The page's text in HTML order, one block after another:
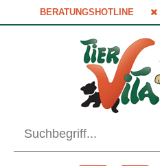
BERATUNGSHOTLINE